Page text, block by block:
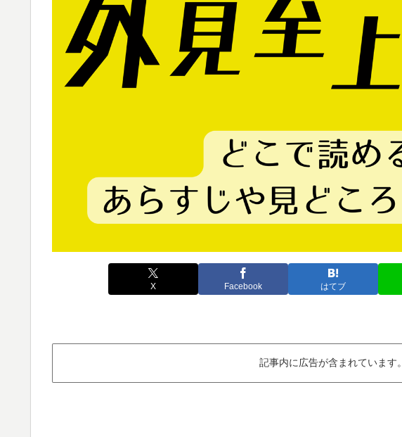
X Facebook はてブ
記事内に広告が含まれています。